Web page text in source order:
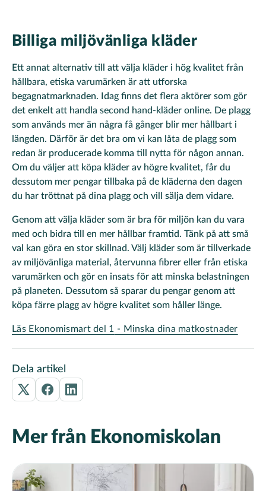
Billiga miljövänliga kläder
Ett annat alternativ till att välja kläder i hög kvalitet från
hållbara, etiska varumärken är att utforska
begagnatmarknaden. Idag finns det flera aktörer som gör
det enkelt att handla second hand-kläder online. De plagg
som används mer än några få gånger blir mer hållbart i
längden. Därför är det bra om vi kan låta de plagg som
redan är producerade komma till nytta för någon annan.
Om du väljer att köpa kläder av högre kvalitet, får du
dessutom mer pengar tillbaka på de kläderna den dagen
du har tröttnat på dina plagg och vill sälja dem vidare.
Genom att välja kläder som är bra för miljön kan du vara
med och bidra till en mer hållbar framtid. Tänk på att små
val kan göra en stor skillnad. Välj kläder som är tillverkade
av miljövänliga material, återvunna fibrer eller från etiska
varumärken och gör en insats för att minska belastningen
på planeten. Dessutom så sparar du pengar genom att
köpa färre plagg av högre kvalitet som håller länge.
Läs Ekonomismart del 1 - Minska dina matkostnader
Dela artikel
Mer från Ekonomiskolan